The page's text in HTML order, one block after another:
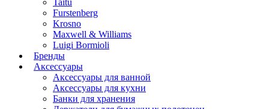
Taitu
Furstenberg
Krosno
Maxwell & Williams
Luigi Bormioli
Бренды
Аксессуары
Аксессуары для ванной
Аксессуары для кухни
Банки для хранения